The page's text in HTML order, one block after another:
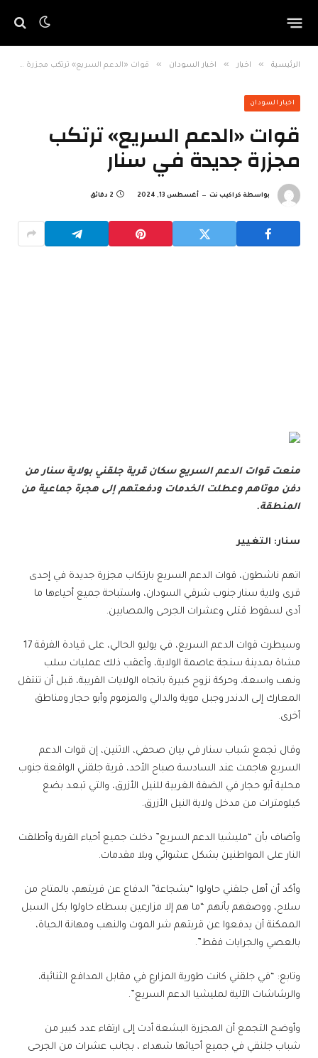
الرئيسية » اخبار » اخبار السودان » قوات «الدعم السريع» ترتكب مجزرة جديدة في سنار
اخبار السودان
قوات «الدعم السريع» ترتكب
مجزرة جديدة في سنار
بواسطة كراكيب نت أغسطس 13, 2024 2 دقائق
منعت قوات الدعم السريع سكان قرية جلقني بولاية سنار من
دفن موتاهم وعطلت الخدمات ودفعتهم إلى هجرة جماعية من
المنطقة.
سنار: التغيير
اتهم ناشطون، قوات الدعم السريع بارتكاب مجزرة جديدة في إحدى
قرى ولاية سنار جنوب شرقي السودان، واستباحة جميع أحياءها ما
أدى لسقوط قتلى وعشرات الجرحى والمصابين.
وسيطرت قوات الدعم السريع، في يوليو الحالي، على قيادة الفرقة 17
مشاة بمدينة سنجة عاصمة الولاية، وأعقب ذلك عمليات سلب
ونهب واسعة، وحركة نزوح كبيرة باتجاه الولايات القريبة، قبل أن تنتقل
المعارك إلى الدندر وجبل موية والدالي والمزموم وأبو حجار ومناطق
أخرى.
وقال تجمع شباب سنار في بيان صحفي، الاثنين، إن قوات الدعم
السريع هاجمت عند السادسة صباح الأحد، قرية جلقني الواقعة جنوب
محلية أبو حجار في الضفة الغربية للنيل الأزرق، والتي تبعد بضع
كيلومترات من مدخل ولاية النيل الأزرق.
وأضاف بأن “مليشيا الدعم السريع” دخلت جميع أحياء القرية وأطلقت
النار على المواطنين بشكل عشوائي وبلا مقدمات.
وأكد أن أهل جلقني حاولوا “بشجاعة” الدفاع عن قريتهم، بالمتاح من
سلاح، ووصفهم بأنهم “ما هم إلا مزارعين بسطاء حاولوا بكل السبل
الممكنة أن يدفعوا عن قريتهم شر الموت والنهب ومهانة الحياة،
بالعصي والجرايات فقط”.
وتابع: “في جلقني كانت طورية المزارع في مقابل المدافع الثنائية،
والرشاشات الآلية لمليشيا الدعم السريع”.
وأوضح التجمع أن المجزرة البشعة أدت إلى ارتقاء عدد كبير من
شباب جلنقي في جميع أحيائها شهداء ، بجانب عشرات من الجرحى